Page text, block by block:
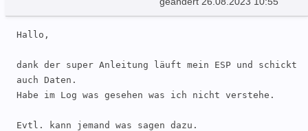
Hallo,
dank der super Anleitung läuft mein ESP und schickt
auch Daten.
Habe im Log was gesehen was ich nicht verstehe.
Evtl. kann jemand was sagen dazu.